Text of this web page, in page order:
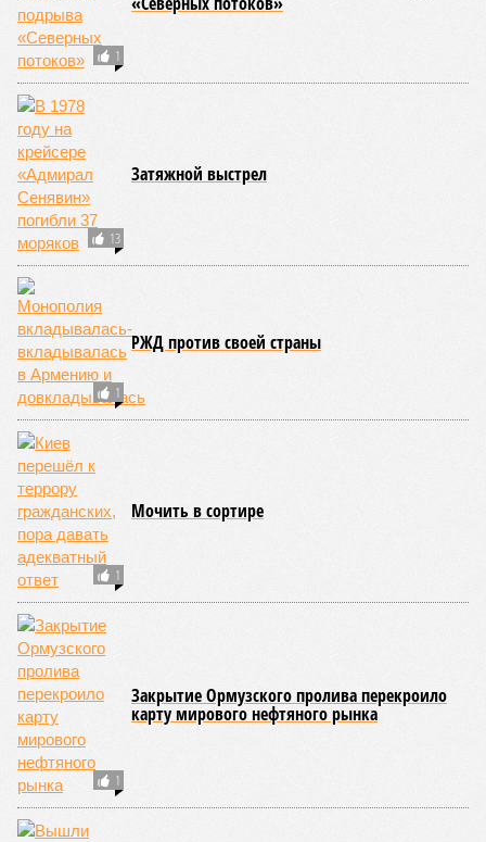
500 тыс. рублей в месяц. А МО пропускает максимум 160
тысяч»,– рассказывает эксперт. Чтобы обойти эти
ограничения, предприятия
комплектующие в 300–700% и из полученной
сверхприбыли доплачивают инженерам и программистам
то, что МО отказывается платить. Ну и часть этой
прибыли оседает в кармане собственника предприятия»
– говорит Раевский.«Скажу сразу – сажать можно всех.
Весь ВПК. Потому что так делают все. Уж не знаю, как
поступит наше политическое руководство. Но если
действовать по букве закона, мы останемся без ВПК в
разгар войны», – считает политолог.
А вот публицист
соглашаться с подобной постановкой вопроса. Он
предлагает«воздержаться от таких обобщений,
которые, по сути, ставят добросовестных
разработчиков и производителей на одну доску со
схематозниками, даже учитывая то обстоятельство,
что витиеватости отечественного законодательства
и регламентирования в определённой степени сближают
эти две категории в степени вероятности рисков
огребания». «Вопросы конкретно по схематозникам и их
покрывателям совершенно однозначно выходят далеко за
рамки проблематики всей этой избыточной
зарегулированности и неэффективного управления
расходами, и проникаться пониманием на таких примерах
категорически не выходит»
Каждый дрон обходился военному ведомству в 8 млн рублей,
однако «производителю» стоил всего 1,2 миллиона. Эта цена,
очевидно, включала и стоимость закупки китайского
беспилотника, и траты на его символическую доработку
Время вышло?